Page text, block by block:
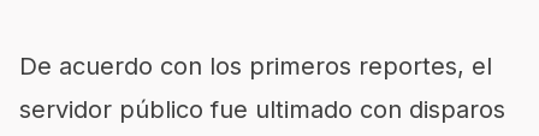
De acuerdo con los primeros reportes, el
servidor público fue ultimado con disparos